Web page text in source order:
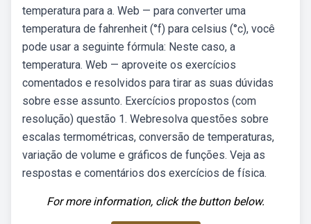
temperatura para a. Web — para converter uma
temperatura de fahrenheit (°f) para celsius (°c), você
pode usar a seguinte fórmula: Neste caso, a
temperatura. Web — aproveite os exercícios
comentados e resolvidos para tirar as suas dúvidas
sobre esse assunto. Exercícios propostos (com
resolução) questão 1. Webresolva questões sobre
escalas termométricas, conversão de temperaturas,
variação de volume e gráficos de funções. Veja as
respostas e comentários dos exercícios de física.
For more information, click the button below.